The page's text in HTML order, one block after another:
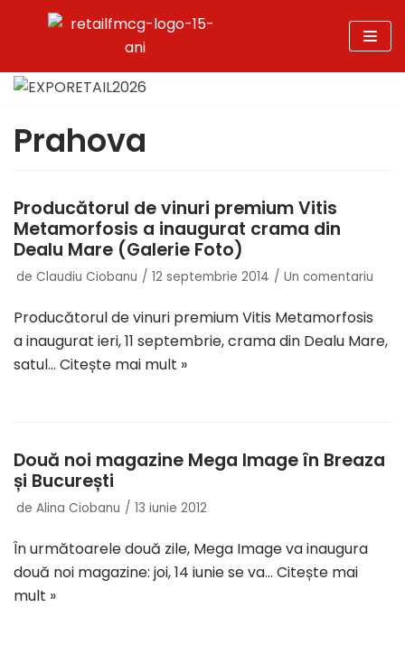
la
conținut
Prahova
Producătorul de vinuri premium Vitis
Metamorfosis a inaugurat crama din
Dealu Mare (Galerie Foto)
de Claudiu Ciobanu 12 septembrie 2014 Un comentariu
Producătorul de vinuri premium Vitis Metamorfosis
a inaugurat ieri, 11 septembrie, crama din Dealu Mare,
satul… Citește mai mult »
Două noi magazine Mega Image în Breaza
și București
de Alina Ciobanu 13 iunie 2012
În următoarele două zile, Mega Image va inaugura
două noi magazine: joi, 14 iunie se va… Citește mai
mult »